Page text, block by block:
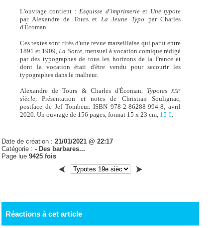
L'ouvrage contient : Esquisse d'imprimerieet Une typote
par Alexandre de Tours et La Jeune Typo par Charles
d'Écoman.
Ces textes sont tirés d'une revue marseillaise qui parut entre
1891 et 1909,La Sorte, mensuel à vocation comique rédigé
par des typographes de tous les horizons de la France et
dont la vocation était d'être vendu pour secourir les
typographes dans le malheur.
Alexandre de Tours & Charles d'Écoman, TypotesXIXe
siècle, Présentation et notes de Christian Soulignac,
postface de Jef Tombeur. ISBN 978-2-86288-994-8, avril
2020. Un ouvrage de 156 pages, format 15 x 23 cm, 15 €.
Date de création :21/01/2021 @ 22:17
Catégorie :- Des barbares...
Page lue9425 fois
Réactions à cet article